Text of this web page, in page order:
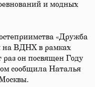
и модных
«Дружба
на ВДНХ в рамках
раз он посвящен Году
сообщила Наталья